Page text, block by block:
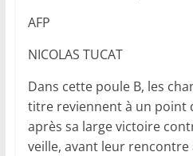
AFP
NICOLAS TUCAT
Dans cette poule B, les
titre reviennent à un point
après sa large victoire
veille, avant leur